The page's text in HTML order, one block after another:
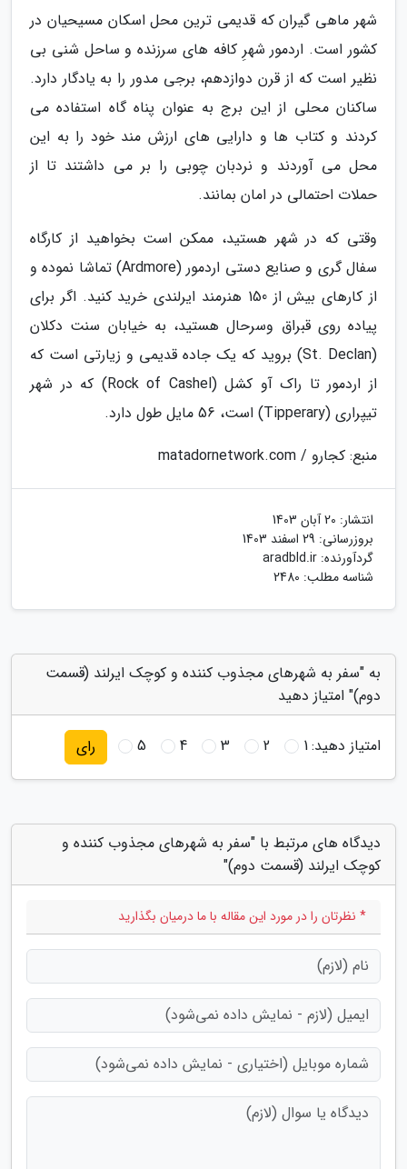
شهر ماهی گیران که قدیمی ترین محل اسکان مسیحیان در
کشور است. اردمور شهرِ کافه های سرزنده و ساحل شنی بی
نظیر است که از قرن دوازدهم، برجی مدور را به یادگار دارد.
ساکنان محلی از این برج به عنوان پناه گاه استفاده می
کردند و کتاب ها و دارایی های ارزش مند خود را به این
محل می آوردند و نردبان چوبی را بر می داشتند تا از
حملات احتمالی در امان بمانند.
وقتی که در شهر هستید، ممکن است بخواهید از کارگاه
سفال گری و صنایع دستی اردمور (Ardmore) تماشا نموده و
از کارهای بیش از 150 هنرمند ایرلندی خرید کنید. اگر برای
پیاده روی قبراق وسرحال هستید، به خیابان سنت دکلان
(St. Declan) بروید که یک جاده قدیمی و زیارتی است که
از اردمور تا راک آو کشل (Rock of Cashel) که در شهر
تیپراری (Tipperary) است، 56 مایل طول دارد.
منبع: کجارو / matadornetwork.com
انتشار: 20 آبان 1403
بروزرسانی: 29 اسفند 1403
گردآورنده: aradbld.ir
شناسه مطلب: 2480
به "سفر به شهرهای مجذوب کننده و کوچک ایرلند (قسمت
دوم)" امتیاز دهید
امتیاز دهید:1
2
3
4
5 رای
دیدگاه های مرتبط با "سفر به شهرهای مجذوب کننده و
کوچک ایرلند (قسمت دوم)"
* نظرتان را در مورد این مقاله با ما درمیان بگذارید